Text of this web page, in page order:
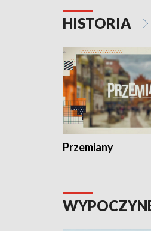
HISTORIA
Przemiany